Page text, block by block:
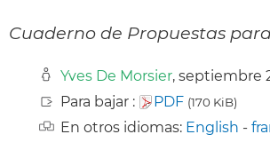
Cuaderno de Propuestas
Yves De Morsier, septiembre
Para bajar :
PDF (170 KiB)
En otros idiomas: English -